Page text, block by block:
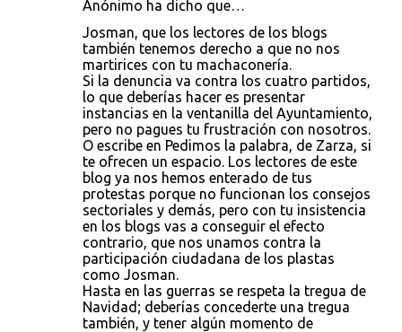
Anónimo ha dicho que…
Josman, que los lectores de los blogs
también tenemos derecho a que no nos
martirices con tu machaconería.
Si la denuncia va contra los cuatro partidos,
lo que deberías hacer es presentar
instancias en la ventanilla del Ayuntamiento,
pero no pagues tu frustración con nosotros.
O escribe en Pedimos la palabra, de Zarza, si
te ofrecen un espacio. Los lectores de este
blog ya nos hemos enterado de tus
protestas porque no funcionan los consejos
sectoriales y demás, pero con tu insistencia
en los blogs vas a conseguir el efecto
contrario, que nos unamos contra la
participación ciudadana de los plastas
como Josman.
Hasta en las guerras se respeta la tregua de
Navidad; deberías concederte una tregua
también, y tener algún momento de